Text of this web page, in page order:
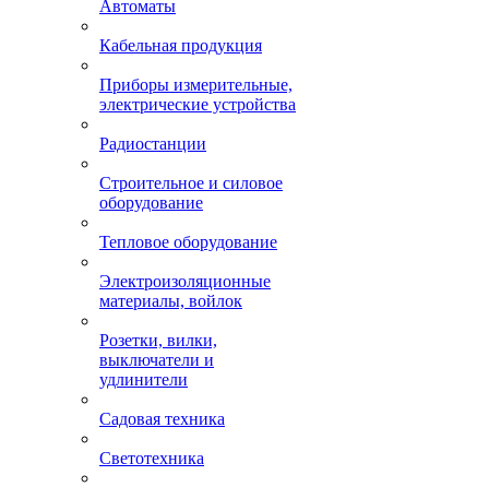
Автоматы
Кабельная продукция
Приборы измерительные,
электрические устройства
Радиостанции
Строительное и силовое
оборудование
Тепловое оборудование
Электроизоляционные
материалы, войлок
Розетки, вилки,
выключатели и
удлинители
Садовая техника
Светотехника